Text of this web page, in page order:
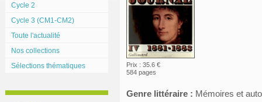
Cycle 2
Cycle 3 (CM1-CM2)
Toute l'actualité
Nos collections
Sélections thématiques
Prix : 35.6 €
584 pages
Genre littéraire : Mémoires et